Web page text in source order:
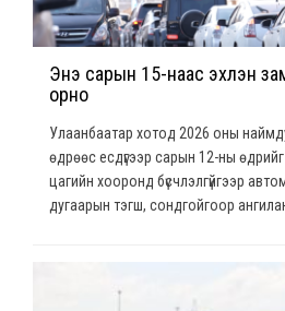
Энэ сарын 15-наас эхлэн замын
орно
Улаанбаатар хотод 2026 оны
өдрөөс есдүгээр сарын 12-ны
цагийн хооронд бүсчлэлгүйгээр
дугаарын тэгш, сондгойгоор